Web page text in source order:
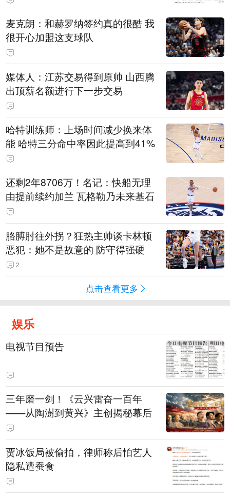
麦克朗：和赫罗纳签约真的很酷 我
很开心加盟这支球队
媒体人：江苏交易得到原帅 山西腾
出顶薪名额进行下一步交易
哈特训练师：上场时间减少换来体
能 哈特三分命中率因此提高到41%
还剩2年8706万！名记：快船无理
由提前续约加兰 瓦格勒乃未来基石
胳膊肘往外拐？狂热主帅谈卡林顿
恶犯：她不是故意的 防守得强硬
2
点击查看更多
娱乐
电视节目预告
三年磨一剑！《云兴雷奋一百年
——从陶澍到黄兴》主创揭秘幕后
贾冰饭局被偷拍，律师称后怕艺人
隐私遭蚕食